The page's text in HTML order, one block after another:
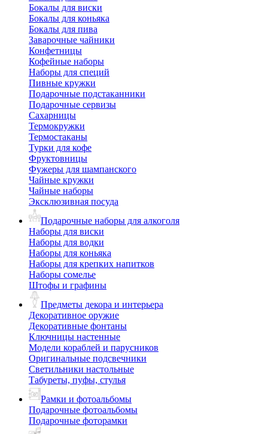
Бокалы для виски
Бокалы для коньяка
Бокалы для пива
Заварочные чайники
Конфетницы
Кофейные наборы
Наборы для специй
Пивные кружки
Подарочные подстаканники
Подарочные сервизы
Сахарницы
Термокружки
Термостаканы
Турки для кофе
Фруктовницы
Фужеры для шампанского
Чайные кружки
Чайные наборы
Эксклюзивная посуда
Подарочные наборы для алкоголя
Наборы для виски
Наборы для водки
Наборы для коньяка
Наборы для крепких напитков
Наборы сомелье
Штофы и графины
Предметы декора и интерьера
Декоративное оружие
Декоративные фонтаны
Ключницы настенные
Модели кораблей и парусников
Оригинальные подсвечники
Светильники настольные
Табуреты, пуфы, стулья
Рамки и фотоальбомы
Подарочные фотоальбомы
Подарочные фоторамки